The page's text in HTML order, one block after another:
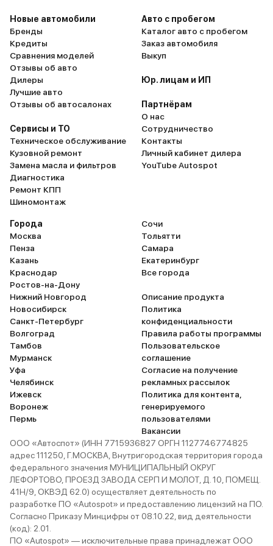
удивил. В смешанном город/
трасса (70/30) 12 л. Думал, что
будет больше. Из недостатков –
клиренс мог бы быть и повыше. На
каменистой дороге могут быть
проблемы. В целом, после года
эксплуатации могу сказать, что
машина достойная, отличный
вариант семейного авто.
Новые автомобили
Бренды
Кредиты
Сравнения моделей
Отзывы об авто
Дилеры
Лучшие авто
Отзывы об автосалонах
Сервисы и ТО
Техническое обслуживание
Кузовной ремонт
Замена масла и фильтров
Диагностика
Ремонт КПП
Шиномонтаж
Авто с пробегом
Каталог авто с пробегом
Заказ автомобиля
Выкуп
Юр. лицам и ИП
Партнёрам
О нас
Сотрудничество
Контакты
Личный кабинет дилера
YouTube Autospot
Города
Москва
Пенза
Казань
Краснодар
Ростов-на-Дону
Нижний Новгород
Новосибирск
Санкт-Петербург
Волгоград
Тамбов
Мурманск
Уфа
Челябинск
Ижевск
Воронеж
Пермь
Сочи
Тольятти
Самара
Екатеринбург
Все города
Описание продукта
Политика
конфиденциальности
Правила работы программы
Пользовательское
соглашение
Согласие на получение
рекламных рассылок
Политика для контента,
генерируемого
пользователями
Вакансии
ООО «Автоспот» (ИНН 7715936827 ОРГН 1127746774825
адрес 111250, Г.МОСКВА, Внутригородская территория города
федерального значения МУНИЦИПАЛЬНЫЙ ОКРУГ
ЛЕФОРТОВО, ПРОЕЗД ЗАВОДА СЕРП И МОЛОТ, Д. 10, ПОМЕЩ.
41Н/9, ОКВЭД 62.0) осуществляет деятельность по
разработке ПО «Autospot» и предоставлению лицензий на ПО.
Согласно Приказу Минцифры от 08.10.22, вид деятельности
(код): 2.01.
ПО «Autospot» — исключительные права принадлежат ООО